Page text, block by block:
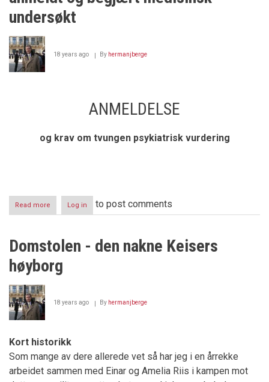
undersøkt
18 years ago By hermanjberge
ANMELDELSE
og krav om tvungen psykiatrisk vurdering
Read more about
Tingrettsdommer
anmeldt
begjært
medisinsk
Log in to post comments
Domstolen - den nakne Keisers
høyborg
18 years ago By hermanjberge
Kort historikk
Som mange av dere allerede vet så har jeg i en årrekke
arbeidet sammen med Einar og Amelia Riis i kampen mot